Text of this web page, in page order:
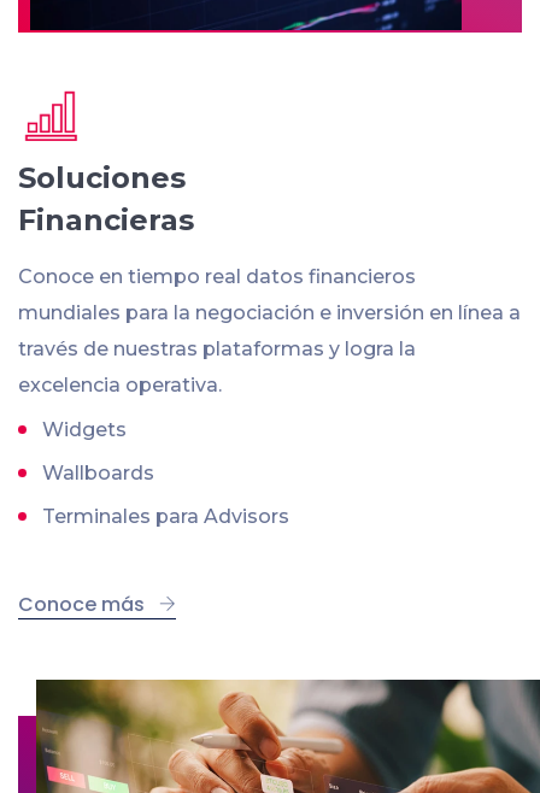
Soluciones
Financieras
Conoce en tiempo real datos financieros
mundiales para la negociación e inversión en línea a
través de nuestras plataformas y logra la
excelencia operativa.
Widgets
Wallboards
Terminales para Advisors
Conoce más